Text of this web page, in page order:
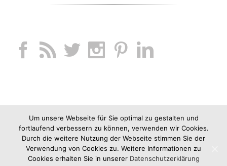
Um unsere Webseite für Sie optimal zu gestalten und
fortlaufend verbessern zu können, verwenden wir Cookies.
Durch die weitere Nutzung der Webseite stimmen Sie der
Verwendung von Cookies zu. Weitere Informationen zu
Cookies erhalten Sie in unserer Datenschutzerklärung